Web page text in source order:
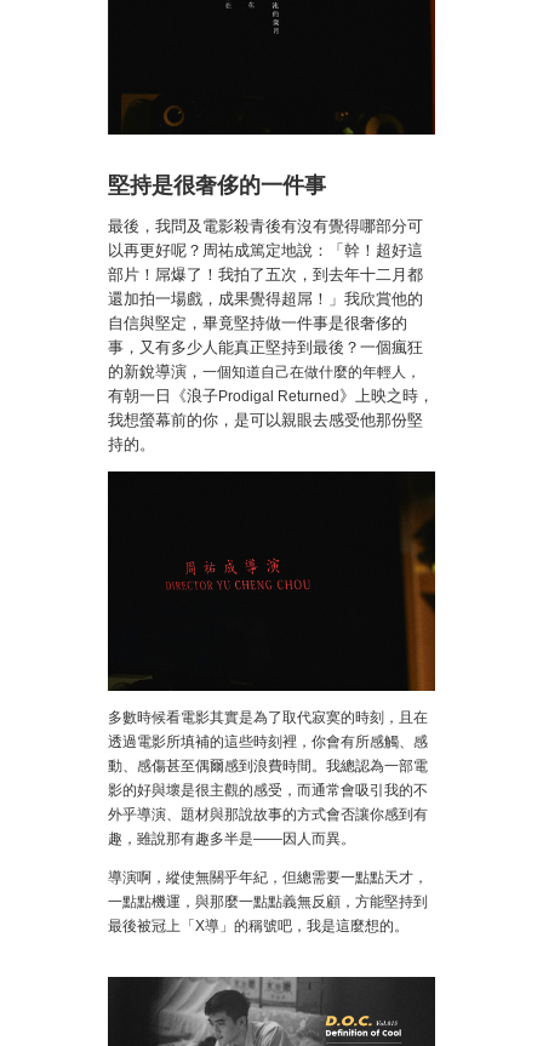
堅持是很奢侈的一件事
最後，我問及電影殺青後有沒有覺得哪部分可
以再更好呢？周祐成篤定地說：「幹！超好這
部片！屌爆了！我拍了五次，到去年十二月都
還加拍一場戲，成果覺得超屌！」我欣賞他的
自信與堅定，畢竟堅持做一件事是很奢侈的
事，又有多少人能真正堅持到最後？一個瘋狂
的新銳導演， 一個知道自己在做什麼的年輕人，
有朝一日 《浪子Prodigal Returned》上映之時，
我想螢幕前的你，是可以親眼去感受他那份堅
持的 。
多數時候看電影其實是為了取代寂寞的時刻，且在
透過電影所填補的這些時刻裡，你會有所感觸、感
動、感傷甚至偶爾感到浪費時間。我總認為一部電
影的好與壞是很主觀的感受，而通常會吸引我的不
外乎導演、題材與那說故事的方式會否讓你感到有
趣，雖說那有趣多半是——因人而異。
導演啊，縱使無關乎年紀，但總需要一點點天才，
一點點機運，與那麼一點點義無反顧，方能堅持到
最後被冠上「X導」的稱號吧，我是這麼想的。